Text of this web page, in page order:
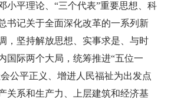
小平理论、“三个代表”重要思想、科
书记关于全面深化改革的一系列新
，坚持解放思想、实事求是、与时
国际两个大局，统筹推进“五位一
公平正义、增进人民福祉为出发点
关系和生产力、上层建筑和经济基